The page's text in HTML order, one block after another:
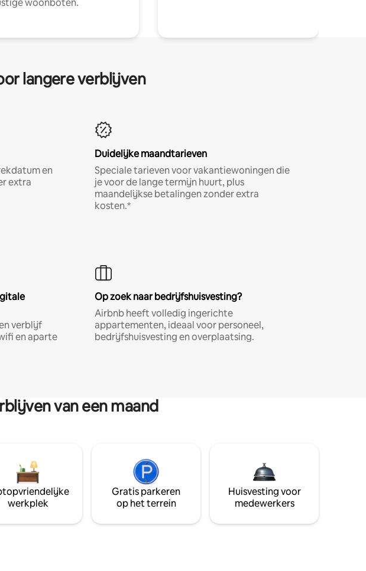
woonboten.
langere verblijven
en
extra
Duidelijke maandtarieven
Speciale tarieven voor vakantiewoningen die
je voor de lange termijn huurt, plus
maandelijkse betalingen zonder extra
kosten.*
verblijf
en aparte
Op zoek naar bedrijfshuisvesting?
Airbnb heeft volledig ingerichte
appartementen, ideaal voor personeel,
bedrijfshuisvesting en overplaatsing.
van een maand
werkplek
Gratis parkeren
op het terrein
Huisvesting voor
medewerkers